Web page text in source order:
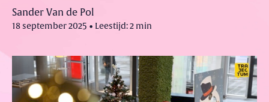
Sander Van de Pol
18 september 2025 • Leestijd: 2 min